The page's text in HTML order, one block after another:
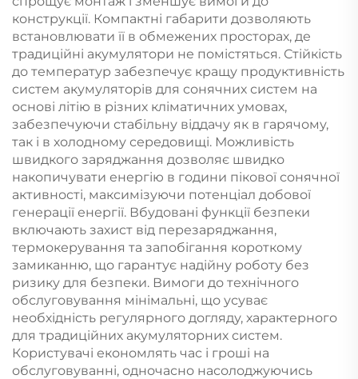
конструкції. Компактні габарити дозволяють
встановлювати її в обмежених просторах, де
традиційні акумулятори не помістяться. Стійкість
до температур забезпечує кращу продуктивність
систем акумуляторів для сонячних систем на
основі літію в різних кліматичних умовах,
забезпечуючи стабільну віддачу як в гарячому,
так і в холодному середовищі. Можливість
швидкого заряджання дозволяє швидко
накопичувати енергію в години пікової сонячної
активності, максимізуючи потенціал добової
генерації енергії. Вбудовані функції безпеки
включають захист від перезаряджання,
термокерування та запобігання короткому
замиканню, що гарантує надійну роботу без
ризику для безпеки. Вимоги до технічного
обслуговування мінімальні, що усуває
необхідність регулярного догляду, характерного
для традиційних акумуляторних систем.
Користувачі економлять час і гроші на
обслуговуванні, одночасно насолоджуючись